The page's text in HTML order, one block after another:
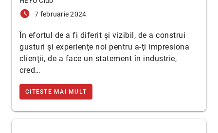
access_time_filled 7 februarie 2024
În efortul de a fi diferit şi vizibil, de a construi
gusturi şi experienţe noi pentru a-ţi impresiona
clienţii, de a face un statement în industrie,
cred…
CITESTE MAI MULT